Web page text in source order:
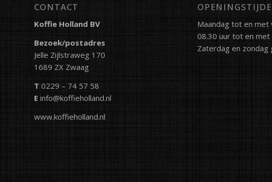
CONTACT
Koffie Holland BV
Bezoek/postadres
Jelle Zijlstraweg 170
1689 ZX Zwaag
T 0229 – 74 57 58
E info@koffieholland.nl
www.koffieholland.nl
Maandag tot en met
08.30 uur tot en met
Zaterdag en zondag